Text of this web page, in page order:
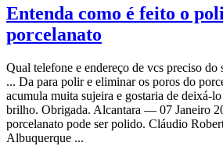
Entenda como é feito o
porcelanato
Qual telefone e endereço de vcs preciso do
... Da para polir e eliminar os poros do
acumula muita sujeira e gostaria de deixá-
brilho. Obrigada. Alcantara — 07 Janeiro
porcelanato pode ser polido. Cláudio
Albuquerque ...